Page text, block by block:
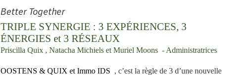
Better Together
TRIPLE SYNERGIE : 3 EXPÉRIENCES, 3
ÉNERGIES et 3 RÉSEAUX
Priscilla Quix , Natacha Michiels et Muriel Moons - Administratrices
OOSTENS & QUIX et Immo IDS , c’est la règle de 3 d’une nouvelle